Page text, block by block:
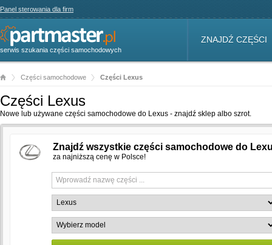
Panel sterowania dla firm
serwis szukania części samochodowych
ZNAJDŹ CZĘŚCI
Części samochodowe Części Lexus
Części Lexus
Nowe lub używane części samochodowe do Lexus - znajdź sklep albo szrot.
Znajdź wszystkie części samochodowe do
za najniższą cenę w Polsce!